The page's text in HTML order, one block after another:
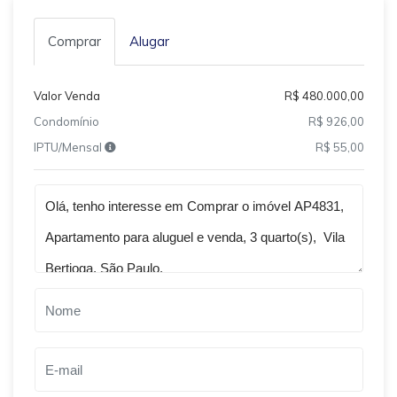
Comprar Alugar
Valor Venda
R$ 480.000,00
Condomínio
R$ 926,00
IPTU/Mensal
R$ 55,00